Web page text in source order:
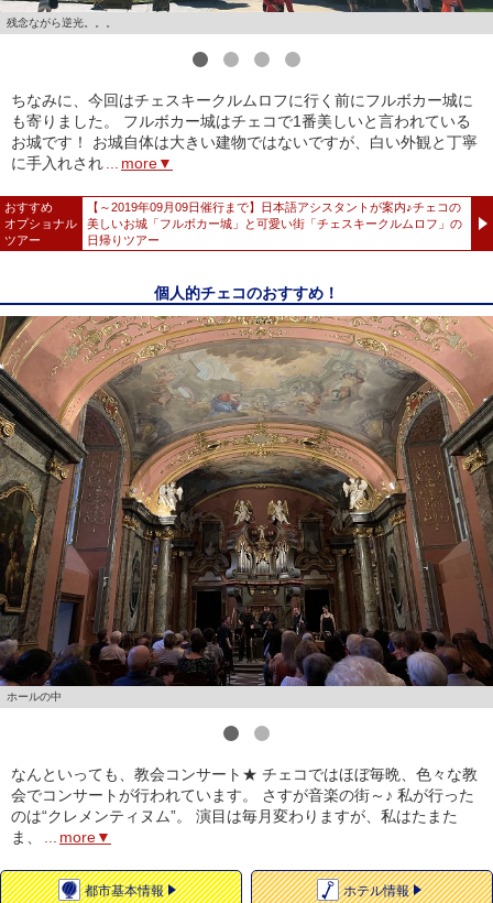
残念ながら逆光。。。
ちなみに、今回はチェスキークルムロフに行く前にフルボカー城に
も寄りました。 フルボカー城はチェコで1番美しいと言われている
お城です！ お城自体は大きい建物ではないですが、白い外観と丁寧
に手入れされ
more▼
おすすめ
オプショナル
ツアー
【～2019年09月09日催行まで】日本語アシスタントが案内♪チェコの
美しいお城「フルボカー城」と可愛い街「チェスキークルムロフ」の
日帰りツアー
個人的チェコのおすすめ！
ホールの中
なんといっても、教会コンサート★ チェコではほぼ毎晩、色々な教
会でコンサートが行われています。 さすが音楽の街～♪ 私が行った
のは“クレメンティヌム”。 演目は毎月変わりますが、私はたまた
ま、
more▼
都市基本情報 ホテル情報